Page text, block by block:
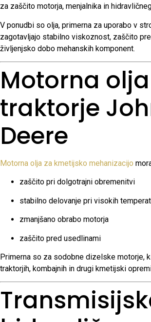
za zaščito motorja, menjalnika in
V ponudbi so olja, primerna za uporabo v
zagotavljajo stabilno viskoznost, zaščito
življenjsko dobo mehanskih komponent.
Motorna
traktorje
Deere
Motorna olja za kmetijsko mehanizacijo
zaščito pri dolgotrajni obremenitvi
stabilno delovanje pri visokih
zmanjšano obrabo motorja
zaščito pred usedlinami
Primerna so za sodobne dizelske motorje,
traktorjih, kombajnih in drugi kmetijski